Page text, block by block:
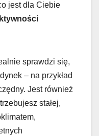
jest dla Ciebie
sprawdzi się,
– na przykład
Jest również
stałej,